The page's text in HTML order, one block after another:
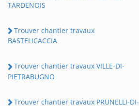
TARDENOIS
Trouver chantier travaux
BASTELICACCIA
Trouver chantier travaux VILLE-DI-
PIETRABUGNO
Trouver chantier travaux PRUNELLI-DI-